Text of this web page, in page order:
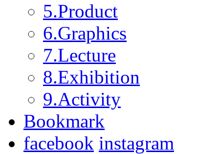
5.Product
6.Graphics
7.Lecture
8.Exhibition
9.Activity
Bookmark
facebook instagram